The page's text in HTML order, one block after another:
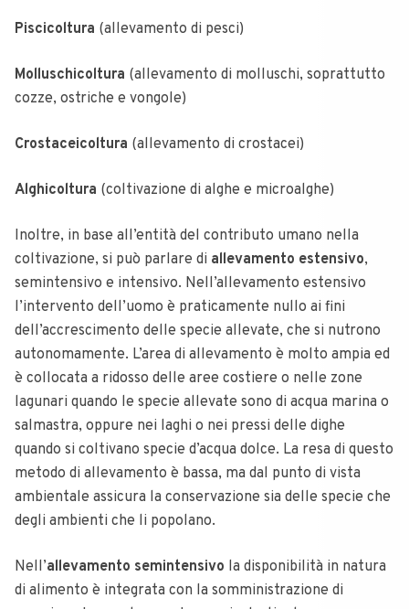
Piscicoltura (allevamento di pesci)
Molluschicoltura (allevamento di molluschi, soprattutto
cozze, ostriche e vongole)
Crostaceicoltura (allevamento di crostacei)
Alghicoltura (coltivazione di alghe e microalghe)
Inoltre, in base all’entità del contributo umano nella
coltivazione, si può parlare di allevamento estensivo,
semintensivo e intensivo. Nell’allevamento estensivo
l’intervento dell’uomo è praticamente nullo ai fini
dell’accrescimento delle specie allevate, che si nutrono
autonomamente. L’area di allevamento è molto ampia ed
è collocata a ridosso delle aree costiere o nelle zone
lagunari quando le specie allevate sono di acqua marina o
salmastra, oppure nei laghi o nei pressi delle dighe
quando si coltivano specie d’acqua dolce. La resa di questo
metodo di allevamento è bassa, ma dal punto di vista
ambientale assicura la conservazione sia delle specie che
degli ambienti che li popolano.
Nell’allevamento semintensivo la disponibilità in natura
di alimento è integrata con la somministrazione di